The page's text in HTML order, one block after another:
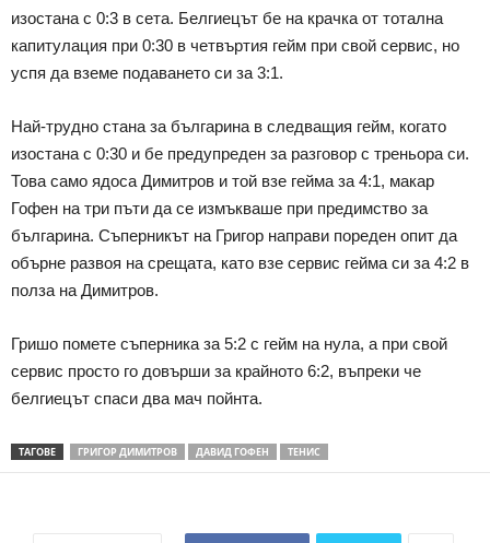
изостана с 0:3 в сета. Белгиецът бе на крачка от тотална
капитулация при 0:30 в четвъртия гейм при свой сервис, но
успя да вземе подаването си за 3:1.
Най-трудно стана за българина в следващия гейм, когато
изостана с 0:30 и бе предупреден за разговор с треньора си.
Това само ядоса Димитров и той взе гейма за 4:1, макар
Гофен на три пъти да се измъкваше при предимство за
българина. Съперникът на Григор направи пореден опит да
обърне развоя на срещата, като взе сервис гейма си за 4:2 в
полза на Димитров.
Гришо помете съперника за 5:2 с гейм на нула, а при свой
сервис просто го довърши за крайното 6:2, въпреки че
белгиецът спаси два мач пойнта.
ТАГОВЕ ГРИГОР ДИМИТРОВ ДАВИД ГОФЕН ТЕНИС